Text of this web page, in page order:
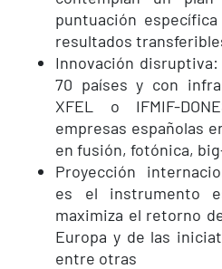
puntuación
resultados
Innovación
70 países y con
XFEL o IFMIF-
empresas españolas
en fusión, fotónica,
Proyección
es el instrumento
maximiza el retorno
Europa y de las
entre otras